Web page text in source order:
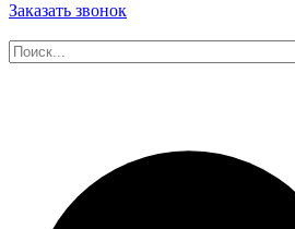
Заказать звонок